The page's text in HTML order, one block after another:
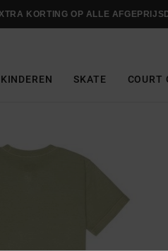
KORTING OP ALLE
KINDEREN SKATE COURT